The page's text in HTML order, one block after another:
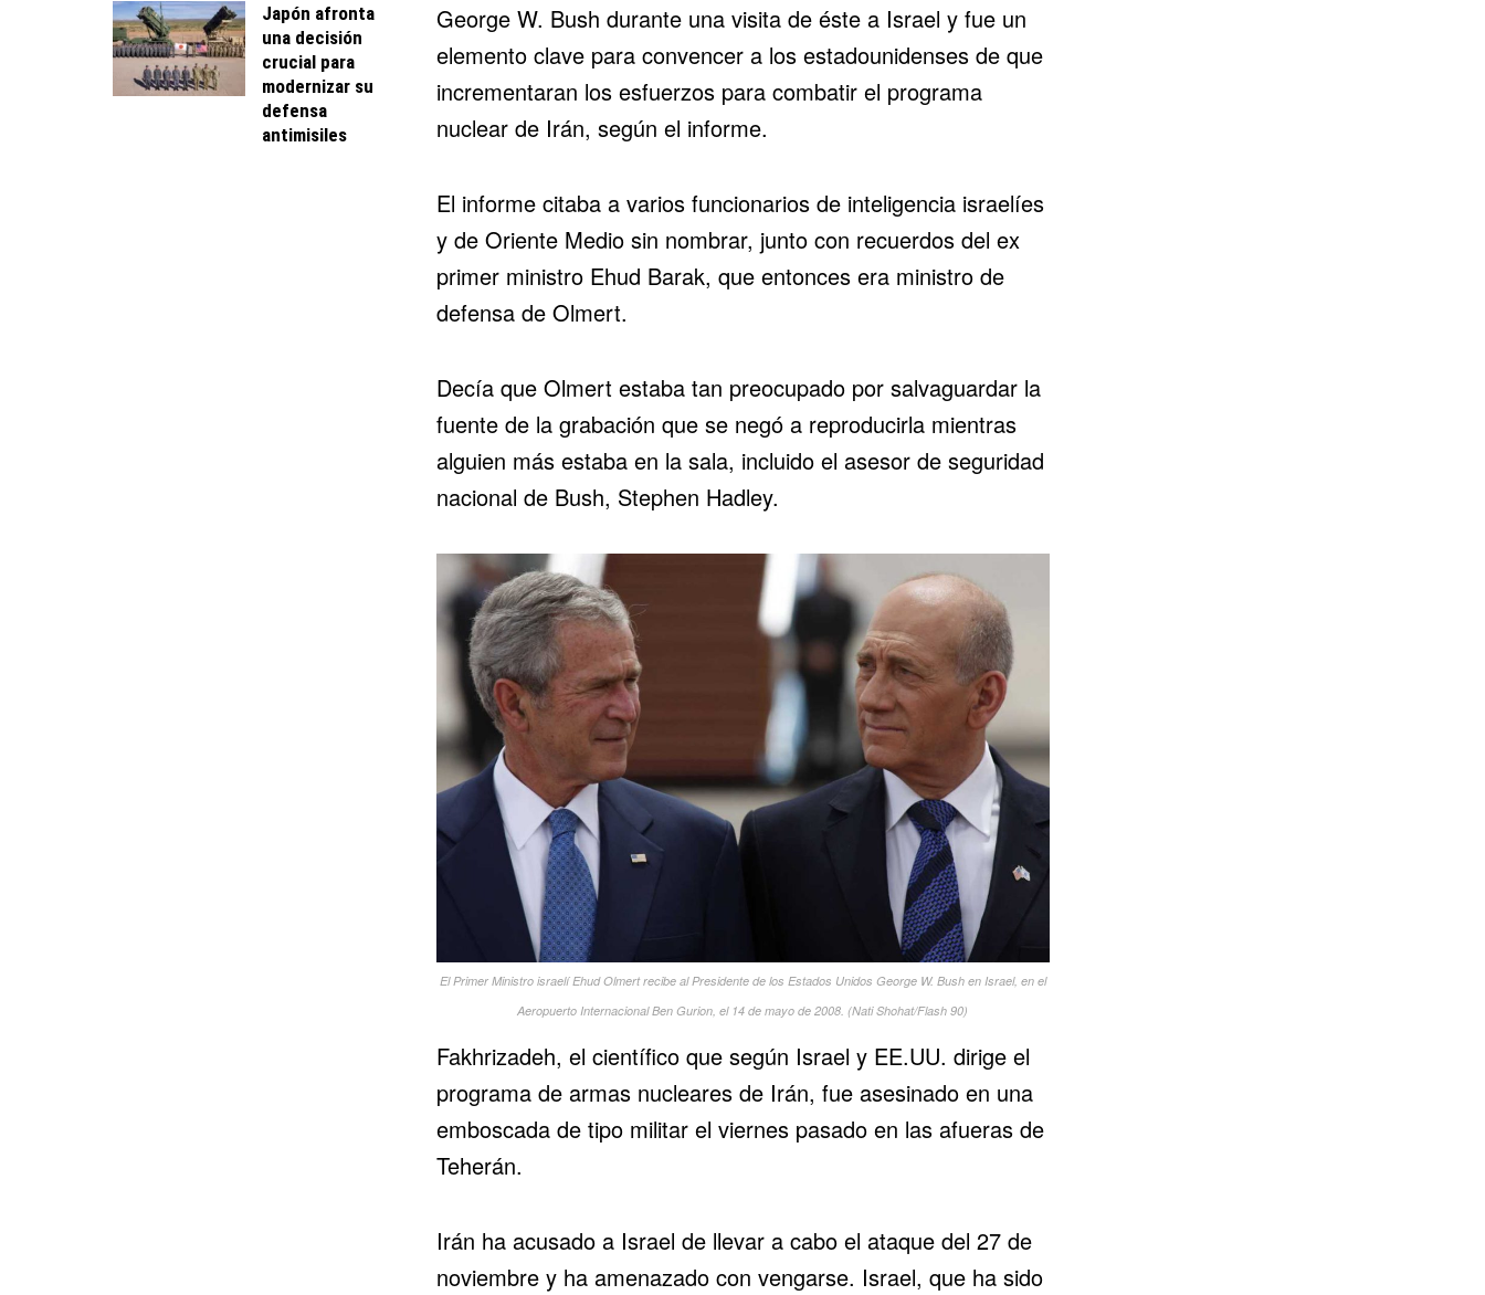
George W. Bush durante una visita de éste a Israel y fue un
elemento clave para convencer a los estadounidenses de que
incrementaran los esfuerzos para combatir el programa
nuclear de Irán, según el informe.
El informe citaba a varios funcionarios de inteligencia israelíes
y de Oriente Medio sin nombrar, junto con recuerdos del ex
primer ministro Ehud Barak, que entonces era ministro de
defensa de Olmert.
Decía que Olmert estaba tan preocupado por salvaguardar la
fuente de la grabación que se negó a reproducirla mientras
alguien más estaba en la sala, incluido el asesor de seguridad
nacional de Bush, Stephen Hadley.
El Primer Ministro israelí Ehud Olmert recibe al Presidente de los Estados Unidos George W. Bush en Israel, en el
Aeropuerto Internacional Ben Gurion, el 14 de mayo de 2008. (Nati Shohat/Flash 90)
Fakhrizadeh, el científico que según Israel y EE.UU. dirige el
programa de armas nucleares de Irán, fue asesinado en una
emboscada de tipo militar el viernes pasado en las afueras de
Teherán.
Irán ha acusado a Israel de llevar a cabo el ataque del 27 de
noviembre y ha amenazado con vengarse. Israel, que ha sido
Japón afronta
una decisión
crucial para
modernizar su
defensa
antimisiles